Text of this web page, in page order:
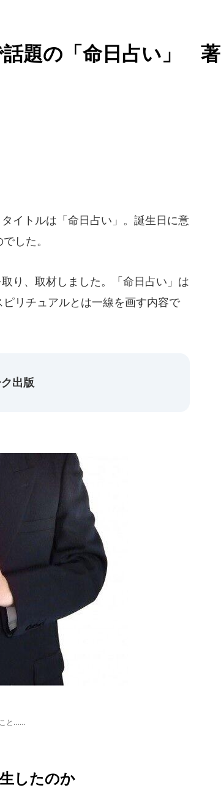
話題の「命日占い」 著
イトルは「命日占い」。誕生日に意
した。
り、取材しました。「命日占い」は
リチュアルとは一線を画す内容で
出版
こと……
したのか